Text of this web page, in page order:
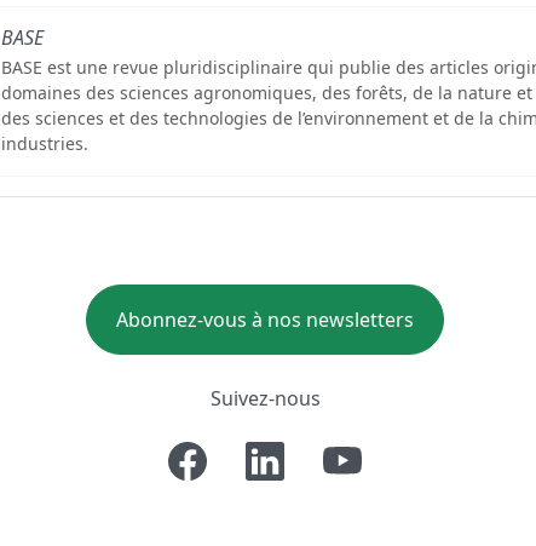
BASE
BASE est une revue pluridisciplinaire qui publie des articles
domaines des sciences agronomiques, des forêts, de la nature et
des sciences et des technologies de l’environnement et de la
industries.
Abonnez-vous à nos newsletters
Suivez-nous